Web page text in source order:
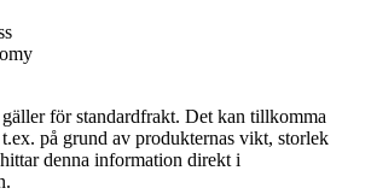
för standardfrakt. Det kan tillkomma
på grund av produkternas vikt, storlek
denna information direkt i